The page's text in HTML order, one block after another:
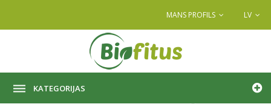
MANS PROFILS LV
KATEGORIJAS